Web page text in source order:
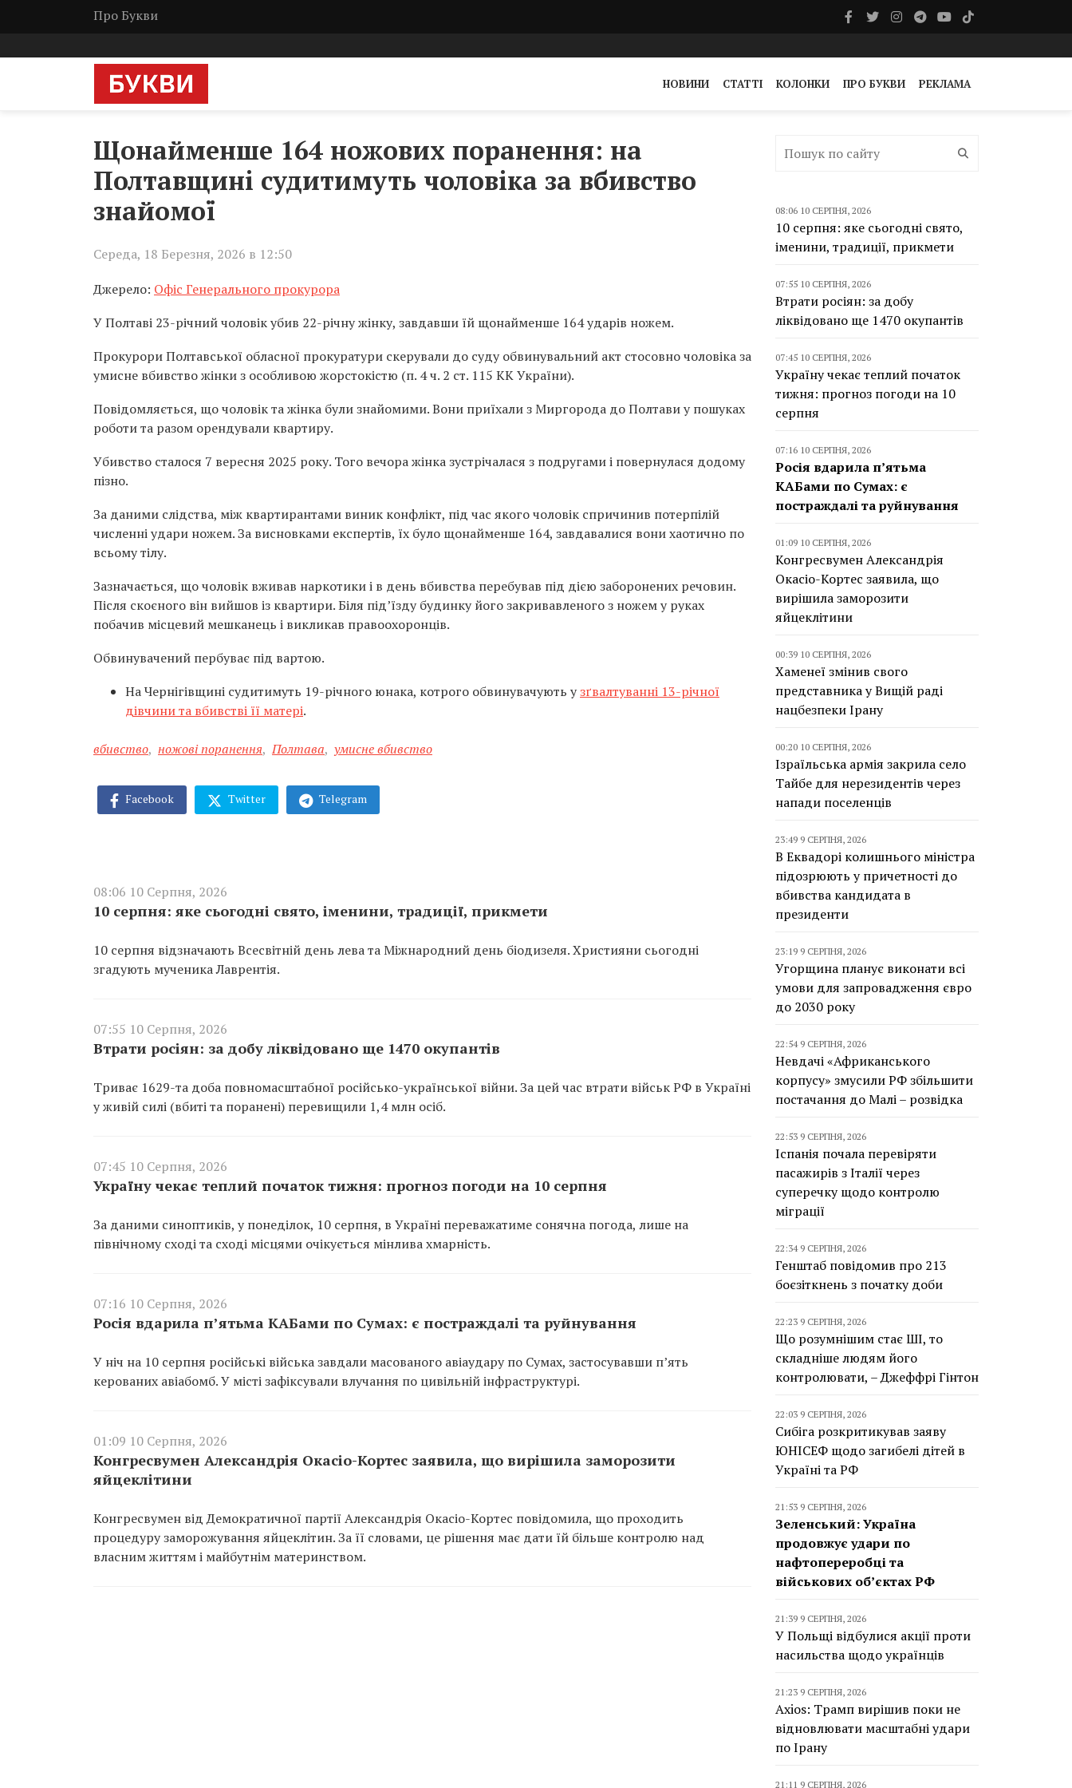
Про Букви
НОВИНИ СТАТТІ КОЛОНКИ ПРО БУКВИ РЕКЛАМА
Щонайменше 164 ножових поранення: на
Полтавщині судитимуть чоловіка за вбивство
знайомої
Середа, 18 Березня, 2026 в 12:50
Джерело: Офіс Генерального прокурора
У Полтаві 23-річний чоловік убив 22-річну жінку, завдавши їй щонайменше 164 ударів ножем.
Прокурори Полтавської обласної прокуратури скерували до суду обвинувальний акт стосовно чоловіка за
умисне вбивство жінки з особливою жорстокістю (п. 4 ч. 2 ст. 115 КК України).
Повідомляється, що чоловік та жінка були знайомими. Вони приїхали з Миргорода до Полтави у пошуках
роботи та разом орендували квартиру.
Убивство сталося 7 вересня 2025 року. Того вечора жінка зустрічалася з подругами і повернулася додому
пізно.
За даними слідства, між квартирантами виник конфлікт, під час якого чоловік спричинив потерпілій
численні удари ножем. За висновками експертів, їх було щонайменше 164, завдавалися вони хаотично по
всьому тілу.
Зазначається, що чоловік вживав наркотики і в день вбивства перебував під дією заборонених речовин.
Після скоєного він вийшов із квартири. Біля під’їзду будинку його закривавленого з ножем у руках
побачив місцевий мешканець і викликав правоохоронців.
Обвинувачений пербуває під вартою.
На Чернігівщині судитимуть 19-річного юнака, котрого обвинувачують узґвалтуванні 13-річної
дівчини та вбивстві її матері.
вбивство, ножові поранення, Полтава, умисне вбивство
Facebook Twitter Telegram
08:06 10 Серпня, 2026
10 серпня: яке сьогодні свято, іменини, традиції, прикмети
10 серпня відзначають Всесвітній день лева та Міжнародний день біодизеля. Християни сьогодні
згадують мученика Лаврентія.
07:55 10 Серпня, 2026
Втрати росіян: за добу ліквідовано ще 1470 окупантів
Триває 1629-та доба повномасштабної російсько-української війни. За цей час втрати військ РФ в Україні
у живій силі (вбиті та поранені) перевищили 1,4 млн осіб.
07:45 10 Серпня, 2026
Україну чекає теплий початок тижня: прогноз погоди на 10 серпня
За даними синоптиків, у понеділок, 10 серпня, в Україні переважатиме сонячна погода, лише на
північному сході та сході місцями очікується мінлива хмарність.
07:16 10 Серпня, 2026
Росія вдарила п’ятьма КАБами по Сумах: є постраждалі та руйнування
У ніч на 10 серпня російські війська завдали масованого авіаудару по Сумах, застосувавши п’ять
керованих авіабомб. У місті зафіксували влучання по цивільній інфраструктурі.
01:09 10 Серпня, 2026
Конгресвумен Александрія Окасіо-Кортес заявила, що вирішила заморозити
яйцеклітини
Конгресвумен від Демократичної партії Александрія Окасіо-Кортес повідомила, що проходить
процедуру заморожування яйцеклітин. За її словами, це рішення має дати їй більше контролю над
власним життям і майбутнім материнством.
08:06 10 СЕРПНЯ, 2026
10 серпня: яке сьогодні свято,
іменини, традиції, прикмети
07:55 10 СЕРПНЯ, 2026
Втрати росіян: за добу
ліквідовано ще 1470 окупантів
07:45 10 СЕРПНЯ, 2026
Україну чекає теплий початок
тижня: прогноз погоди на 10
серпня
07:16 10 СЕРПНЯ, 2026
Росія вдарила п’ятьма
КАБами по Сумах: є
постраждалі та руйнування
01:09 10 СЕРПНЯ, 2026
Конгресвумен Александрія
Окасіо-Кортес заявила, що
вирішила заморозити
яйцеклітини
00:39 10 СЕРПНЯ, 2026
Хаменеї змінив свого
представника у Вищій раді
нацбезпеки Ірану
00:20 10 СЕРПНЯ, 2026
Ізраїльська армія закрила село
Тайбе для нерезидентів через
напади поселенців
23:49 9 СЕРПНЯ, 2026
В Еквадорі колишнього міністра
підозрюють у причетності до
вбивства кандидата в
президенти
23:19 9 СЕРПНЯ, 2026
Угорщина планує виконати всі
умови для запровадження євро
до 2030 року
22:54 9 СЕРПНЯ, 2026
Невдачі «Африканського
корпусу» змусили РФ збільшити
постачання до Малі – розвідка
22:53 9 СЕРПНЯ, 2026
Іспанія почала перевіряти
пасажирів з Італії через
суперечку щодо контролю
міграції
22:34 9 СЕРПНЯ, 2026
Генштаб повідомив про 213
боєзіткнень з початку доби
22:23 9 СЕРПНЯ, 2026
Що розумнішим стає ШІ, то
складніше людям його
контролювати, – Джеффрі Гінтон
22:03 9 СЕРПНЯ, 2026
Сибіга розкритикував заяву
ЮНІСЕФ щодо загибелі дітей в
Україні та РФ
21:53 9 СЕРПНЯ, 2026
Зеленський: Україна
продовжує удари по
нафтопереробці та
військових об’єктах РФ
21:39 9 СЕРПНЯ, 2026
У Польщі відбулися акції проти
насильства щодо українців
21:23 9 СЕРПНЯ, 2026
Axios: Трамп вирішив поки не
відновлювати масштабні удари
по Ірану
21:11 9 СЕРПНЯ, 2026